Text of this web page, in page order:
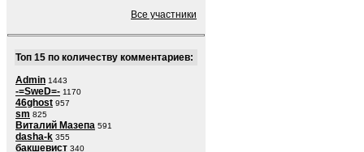
Все участники
Топ 15 по количеству комментариев:
Admin 1443
-=SweD=- 1170
46ghost 957
sm 825
Виталий Мазепа 591
dasha-k 355
бакшевист 340